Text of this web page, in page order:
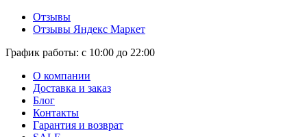
Отзывы
Отзывы Яндекс Маркет
График работы: с 10:00 до 22:00
О компании
Доставка и заказ
Блог
Контакты
Гарантия и возврат